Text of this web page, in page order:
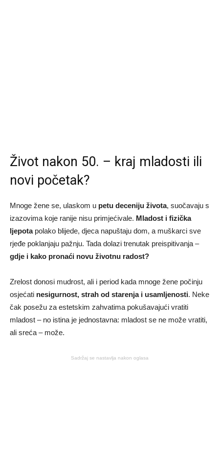
Život nakon 50. – kraj mladosti ili
novi početak?
Mnoge žene se, ulaskom u petu deceniju života, suočavaju s
izazovima koje ranije nisu primjećivale. Mladost i fizička
ljepotapolako blijede, djeca napuštaju dom, a muškarci sve
rjeđe poklanjaju pažnju. Tada dolazi trenutak preispitivanja –
gdje i kako pronaći novu životnu radost?
Zrelost donosi mudrost, ali i period kada mnoge žene počinju
osjećati nesigurnost, strah od starenja i usamljenosti. Neke
čak posežu za estetskim zahvatima pokušavajući vratiti
mladost – no istina je jednostavna: mladost se ne može vratiti,
ali sreća – može.
Sadržaj se nastavlja nakon oglasa